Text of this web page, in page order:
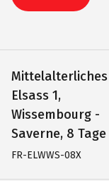
Mittelalterliches
Elsass 1,
Wissembourg -
Saverne, 8 Tage
FR-ELWWS-08X